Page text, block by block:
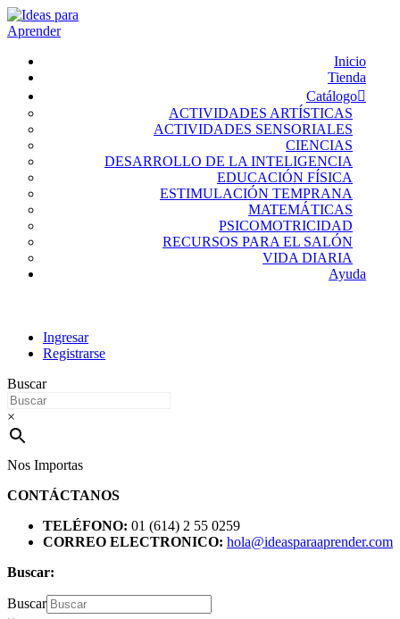
Inicio
Tienda
Catálogo
ACTIVIDADES ARTÍSTICAS
ACTIVIDADES SENSORIALES
CIENCIAS
DESARROLLO DE LA INTELIGENCIA
EDUCACIÓN FÍSICA
ESTIMULACIÓN TEMPRANA
MATEMÁTICAS
PSICOMOTRICIDAD
RECURSOS PARA EL SALÓN
VIDA DIARIA
Ayuda
Ingresar
Registrarse
Buscar
×
Nos Importas
CONTÁCTANOS
TELÉFONO: 01 (614) 2 55 0259
CORREO ELECTRONICO: hola@ideasparaaprender.com
Buscar:
Buscar